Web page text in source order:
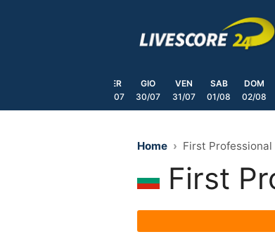
MER
29/07
GIO
30/07
VEN
31/07
SAB
01/08
DOM
02/08
Home First Professional
First